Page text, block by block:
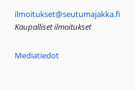
ilmoitukset@seutumajakka.fi
Kaupalliset ilmoitukset
Mediatiedot